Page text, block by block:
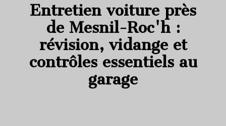
Entretien voiture près
de Mesnil-Roc'h :
révision, vidange et
contrôles essentiels au
garage